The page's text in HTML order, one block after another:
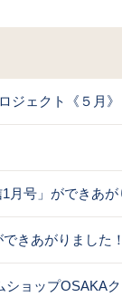
ェクト《５月》
号」ができあが
きあがりました！
ョップOSAKAク